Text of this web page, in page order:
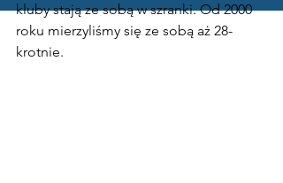
kluby stają ze sobą w szranki. Od 2000
roku mierzyliśmy się ze sobą aż 28-
krotnie.